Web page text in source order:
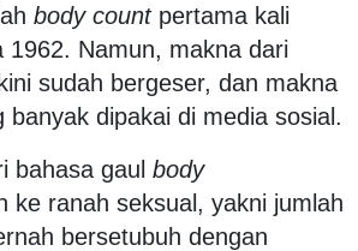
body countpertama kali
1962. Namun, makna dari
sudah bergeser, dan makna
banyak dipakai di media sosial.
bahasa gaul body
ke ranah seksual, yakni jumlah
bersetubuh dengan